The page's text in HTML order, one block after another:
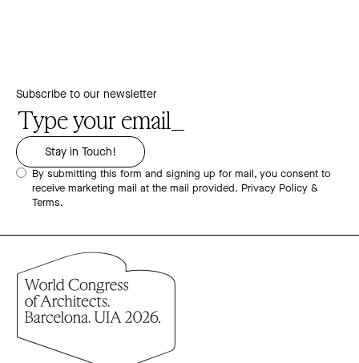
Subscribe to our newsletter
By submitting this form and signing up for mail, you consent to
receive marketing mail at the mail provided. Privacy Policy &
Terms.